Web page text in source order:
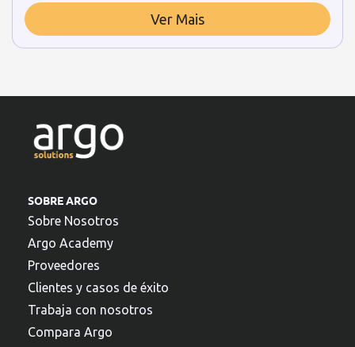
Ver Mais
SOBRE ARGO
Sobre Nosotros
Argo Academy
Proveedores
Clientes y casos de éxito
Trabaja con nosotros
Compara Argo